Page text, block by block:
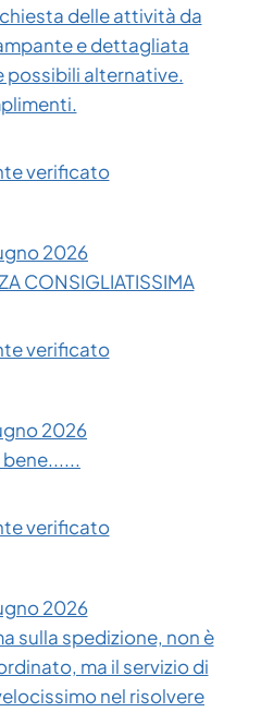
delle attività da
e dettagliata
possibili alternative.
verificato
2026
CONSIGLIATISSIMA
verificato
2026
verificato
2026
sulla spedizione, non è
ma il servizio di
nel risolvere